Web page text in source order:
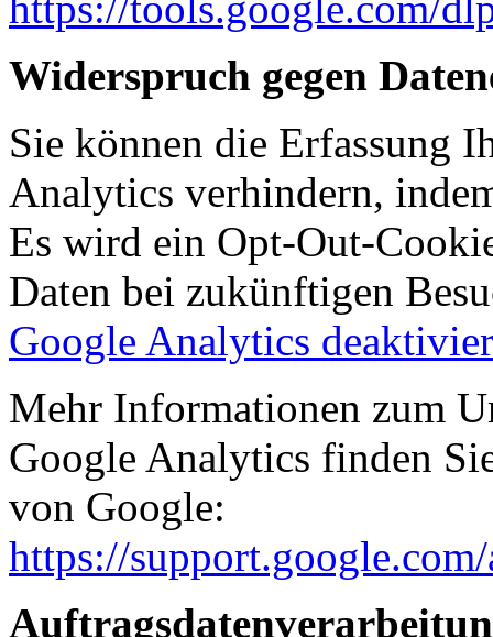
Widerspruch gegen
Sie können die Erfassung
Analytics verhindern,
Es wird ein Opt-Out-
Daten bei zukünftigen
Google Analytics
Mehr Informationen zum
Google Analytics finden
von Google:
https://